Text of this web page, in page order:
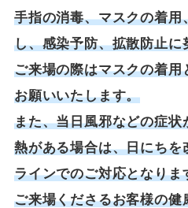
手指の消毒、マスクの着
し、感染予防、拡散防止に
ご来場の際はマスクの着
お願いいたします。
また、当日風邪などの症
熱がある場合は、日にち
ラインでのご対応となりま
ご来場くださるお客様の